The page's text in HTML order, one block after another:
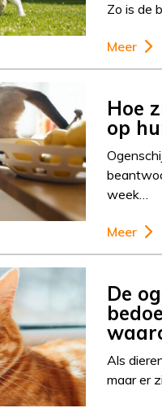
Zo is de
Meer
Hoe
op
week…
Meer
De
Als
maar er